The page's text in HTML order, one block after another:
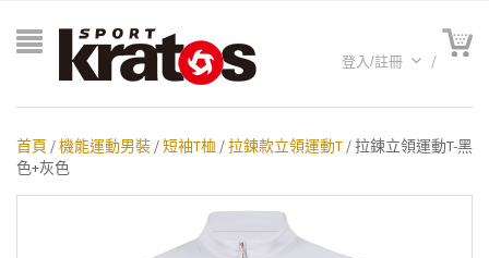
登入/註冊
首頁 /機能運動男裝 /短袖T桖 /拉鍊款立領運動T / 拉鍊立領運動T-黑
色+灰色